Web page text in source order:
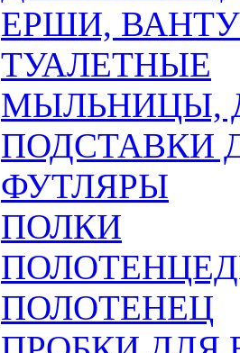
ЕРШИ,
ТУАЛЕТНЫЕ
МЫЛЬНИЦЫ,
ПОДСТАВКИ
ФУТЛЯРЫ
ПОЛКИ
ПОЛОТЕНЕЦ